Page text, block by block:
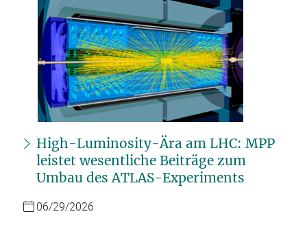
High-Luminosity-Ära am LHC: MPP
leistet wesentliche Beiträge zum
Umbau des ATLAS-Experiments
06/29/2026